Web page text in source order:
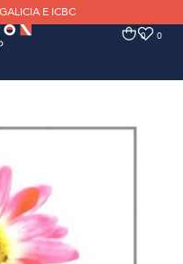
E ICBC
0 0